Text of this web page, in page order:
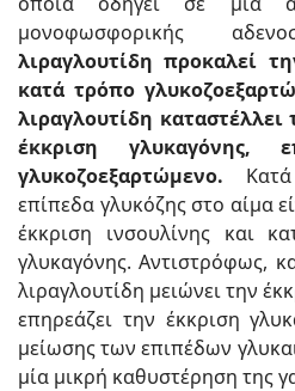
μονοφωσφορικής
λιραγλουτίδη προκαλεί
κατά τρόπο
λιραγλουτίδη
έκκριση γλυκαγόνης,
γλυκοζοεξαρτώμενο.
επίπεδα γλυκόζης στο αίμα
έκκριση ινσουλίνης και
γλυκαγόνης. Αντιστρόφως,
λιραγλουτίδη μειώνει την
επηρεάζει την έκκριση
μείωσης των επιπέδων
μία μικρή καθυστέρηση της